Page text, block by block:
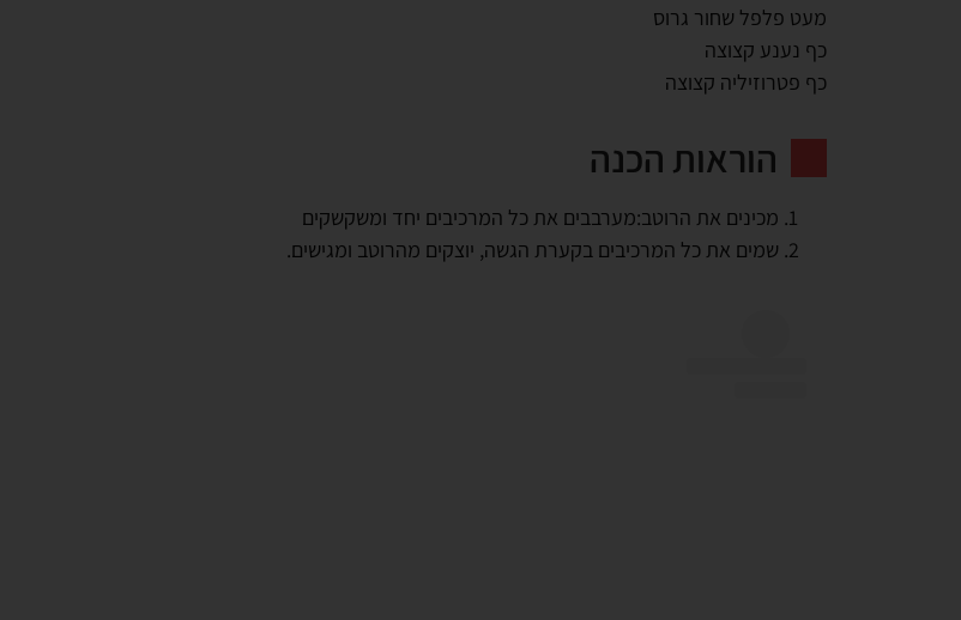
מעט פלפל שחור גרוס
כף נענע קצוצה
כף פטרוזיליה קצוצה
הוראות הכנה
מכינים את הרוטב:מערבבים את כל המרכיבים יחד ומשקשקים
שמים את כל המרכיבים בקערת הגשה, יוצקים מהרוטב ומגישים.